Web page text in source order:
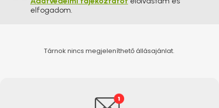
elfogadom.
Tárnok nincs megjeleníthető állásajánlat.